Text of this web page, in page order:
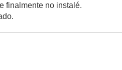
finalmente no instalé.